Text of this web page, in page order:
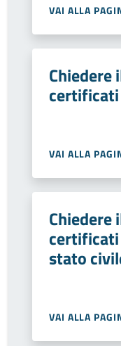
VAI ALLA
Chiedere
VAI ALLA
Chiedere
stato
VAI ALLA